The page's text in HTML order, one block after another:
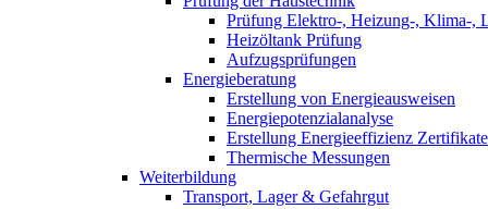
Prüfung Elektro-, Heizung-, Klima-,
Heizöltank Prüfung
Aufzugsprüfungen
Energieberatung
Erstellung von Energieausweisen
Energiepotenzialanalyse
Erstellung Energieeffizienz Zertifikate
Thermische Messungen
Weiterbildung
Transport, Lager & Gefahrgut